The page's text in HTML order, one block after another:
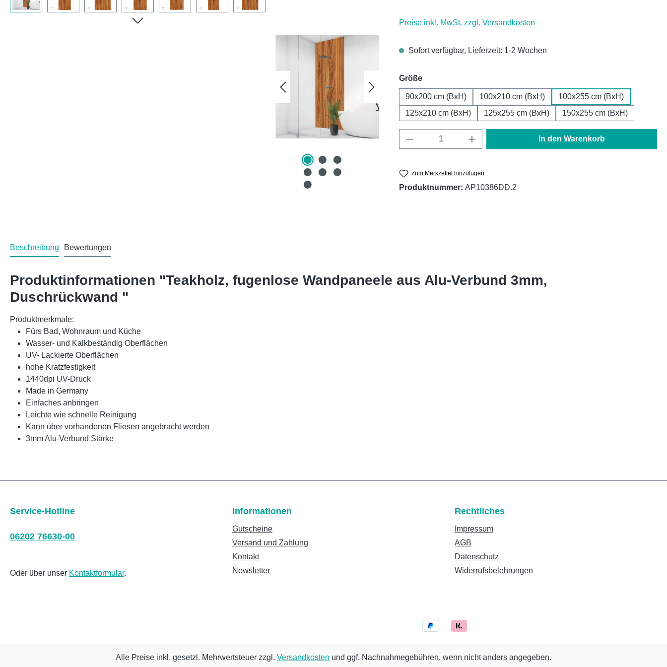
Preise inkl. MwSt. zzgl. Versandkosten
Sofort verfügbar, Lieferzeit: 1-2 Wochen
Größeauswählen
90x200 cm (BxH) 100x210 cm (BxH)
100x255 cm (BxH)
125x210 cm (BxH)
125x255 cm (BxH) 150x255 cm (BxH)
Produkt Anzahl: Gib den gewünschten Wert ein
In den Warenkorb
Zum Merkzettel hinzufügen
Produktnummer: AP10386DD.2
Beschreibung Bewertungen
Produktinformationen "Teakholz, fugenlose Wandpaneele aus Alu-Verbund 3mm,
Duschrückwand "
Produktmerkmale:
Fürs Bad, Wohnraum und Küche
Wasser- und Kalkbeständig Oberflächen
UV- Lackierte Oberflächen
hohe Kratzfestigkeit
1440dpi UV-Druck
Made in Germany
Einfaches anbringen
Leichte wie schnelle Reinigung
Kann über vorhandenen Fliesen angebracht werden
3mm Alu-Verbund Stärke
Service-Hotline
06202 76630-00
Oder über unser Kontaktformular.
Informationen
Gutscheine
Versand und Zahlung
Kontakt
Newsletter
Rechtliches
Impressum
AGB
Datenschutz
Widerrufsbelehrungen
Alle Preise inkl. gesetzl. Mehrwertsteuer zzgl. Versandkosten und ggf. Nachnahmegebühren, wenn nicht anders angegeben.